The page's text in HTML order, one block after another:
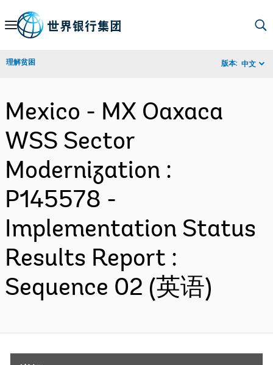
Skip
Navigation
理解贫困 版本: 中文
Mexico - MX Oaxaca
WSS Sector
Modernization :
P145578 -
Implementation Status
Results Report :
Sequence 02 (英语)